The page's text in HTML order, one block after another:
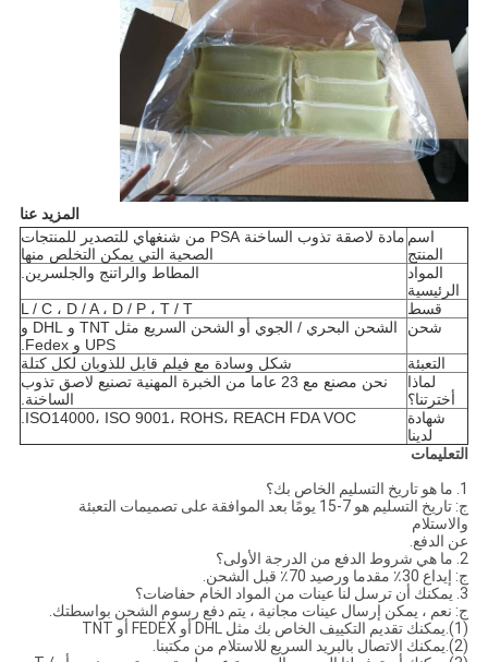
المزيد عنا
اسم
المنتج
مادة لاصقة تذوب الساخنة PSA من شنغهاي للتصدير للمنتجات
الصحية التي يمكن التخلص منها
المواد
الرئيسية
المطاط والراتنج والجلسرين.
قسط
L / C ، D / A ، D / P ، T / T
شحن
الشحن البحري / الجوي أو الشحن السريع مثل TNT و DHL و
UPS و Fedex.
التعبئة
شكل وسادة مع فيلم قابل للذوبان لكل كتلة
لماذا
أخترتنا؟
نحن مصنع مع 23 عاما من الخبرة المهنية تصنيع لاصق تذوب
الساخنة.
شهادة
لدينا
ISO14000، ISO 9001، ROHS، REACH FDA VOC.
التعليمات
1. ما هو تاريخ التسليم الخاص بك؟
ج: تاريخ التسليم هو 7-15 يومًا بعد الموافقة على تصميمات التعبئة
والاستلام
عن الدفع.
2. ما هي شروط الدفع من الدرجة الأولى؟
ج: إيداع 30٪ مقدما ورصيد 70٪ قبل الشحن.
3. يمكنك أن ترسل لنا عينات من المواد الخام حفاضات؟
ج: نعم ، يمكن إرسال عينات مجانية ، يتم دفع رسوم الشحن بواسطتك.
(1).يمكنك تقديم التكييف الخاص بك مثل DHL أو FEDEX أو TNT
(2).يمكنك الاتصال بالبريد السريع للاستلام من مكتبنا.